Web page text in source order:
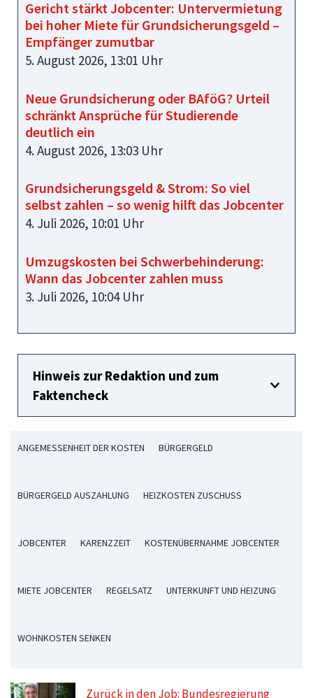
Gericht stärkt Jobcenter: Untervermietung
bei hoher Miete für Grundsicherungsgeld –
Empfänger zumutbar
5. August 2026, 13:01 Uhr
Neue Grundsicherung oder BAföG? Urteil
schränkt Ansprüche für Studierende
deutlich ein
4. August 2026, 13:03 Uhr
Grundsicherungsgeld & Strom: So viel
selbst zahlen – so wenig hilft das Jobcenter
4. Juli 2026, 10:01 Uhr
Umzugskosten bei Schwerbehinderung:
Wann das Jobcenter zahlen muss
3. Juli 2026, 10:04 Uhr
Hinweis zur Redaktion und zum
Faktencheck
ANGEMESSENHEIT DER KOSTEN BÜRGERGELD
BÜRGERGELD AUSZAHLUNG HEIZKOSTEN ZUSCHUSS
JOBCENTER KARENZZEIT KOSTENÜBERNAHME JOBCENTER
MIETE JOBCENTER REGELSATZ UNTERKUNFT UND HEIZUNG
WOHNKOSTEN SENKEN
Zurück in den Job: Bundesregierung